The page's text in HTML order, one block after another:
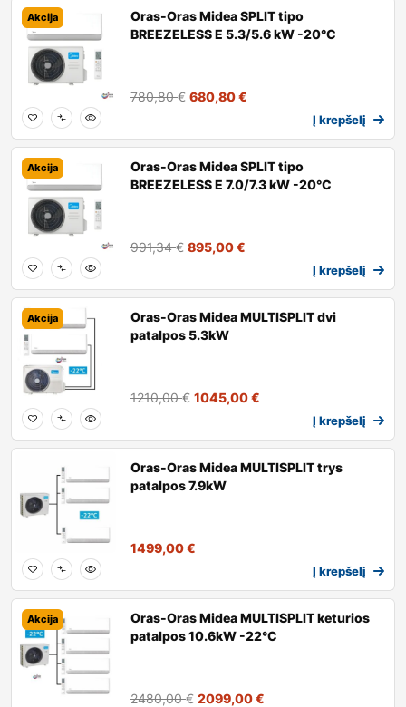
Akcija
Oras-Oras Midea SPLIT tipo
BREEZELESS E 5.3/5.6 kW -20°C
780,80€ 680,80€
Į krepšelį
Akcija
Oras-Oras Midea SPLIT tipo
BREEZELESS E 7.0/7.3 kW -20°C
991,34€ 895,00€
Į krepšelį
Akcija
Oras-Oras Midea MULTISPLIT dvi
patalpos 5.3kW
1210,00€ 1045,00€
Į krepšelį
Oras-Oras Midea MULTISPLIT trys
patalpos 7.9kW
1499,00€
Į krepšelį
Akcija
Oras-Oras Midea MULTISPLIT keturios
patalpos 10.6kW -22°C
2480,00€ 2099,00€